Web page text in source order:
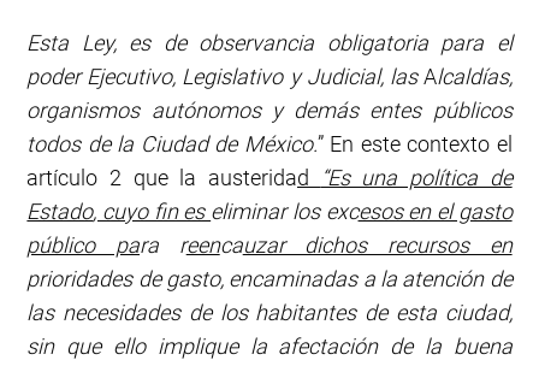
Esta Ley, es de observancia obligatoria para el
poder Ejecutivo, Legislativo y Judicial, lasAlcaldías,
organismos autónomos y demás entes públicos
todos de la Ciudad de México.” En este contexto el
artículo 2 que la austeridad
“Es una política de
Estado, cuyo fin es eliminar los excesos en el gasto
público para reencauzar dichos recursos en
prioridades de gasto, encaminadas a la atención de
las necesidades de los habitantes de esta ciudad,
sin que ello implique la afectación de la buena